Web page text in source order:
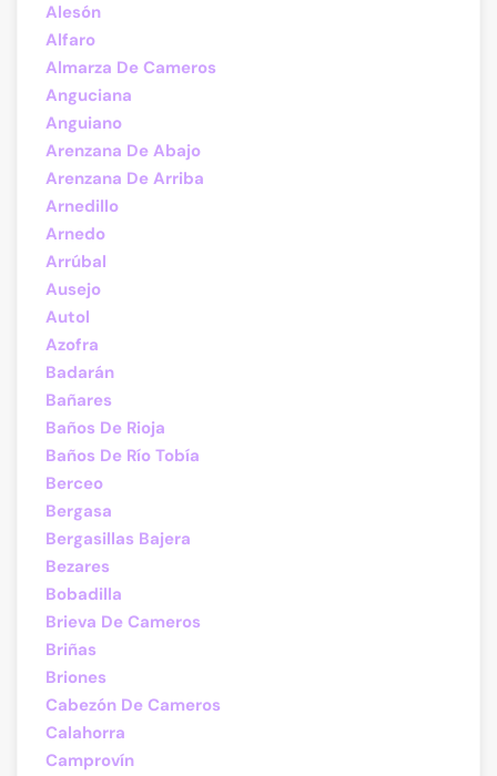
Alesón
Alfaro
Almarza De Cameros
Anguciana
Anguiano
Arenzana De Abajo
Arenzana De Arriba
Arnedillo
Arnedo
Arrúbal
Ausejo
Autol
Azofra
Badarán
Bañares
Baños De Rioja
Baños De Río Tobía
Berceo
Bergasa
Bergasillas Bajera
Bezares
Bobadilla
Brieva De Cameros
Briñas
Briones
Cabezón De Cameros
Calahorra
Camprovín